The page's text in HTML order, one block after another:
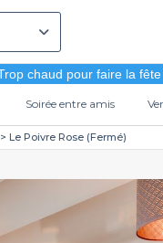
chaud pour faire la
Soirée entre amis
Le Poivre Rose (Fermé)